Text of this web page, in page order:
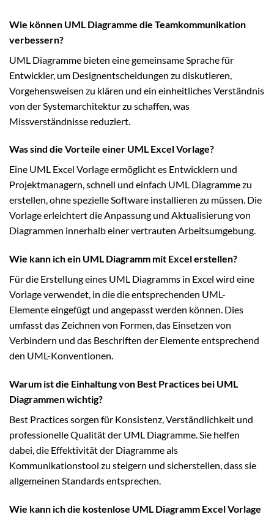
Wie können UML Diagramme die Teamkommunikation
verbessern?
UML Diagramme bieten eine gemeinsame Sprache für
Entwickler, um Designentscheidungen zu diskutieren,
Vorgehensweisen zu klären und ein einheitliches Verständnis
von der Systemarchitektur zu schaffen, was
Missverständnisse reduziert.
Was sind die Vorteile einer UML Excel Vorlage?
Eine UML Excel Vorlage ermöglicht es Entwicklern und
Projektmanagern, schnell und einfach UML Diagramme zu
erstellen, ohne spezielle Software installieren zu müssen. Die
Vorlage erleichtert die Anpassung und Aktualisierung von
Diagrammen innerhalb einer vertrauten Arbeitsumgebung.
Wie kann ich ein UML Diagramm mit Excel erstellen?
Für die Erstellung eines UML Diagramms in Excel wird eine
Vorlage verwendet, in die die entsprechenden UML-
Elemente eingefügt und angepasst werden können. Dies
umfasst das Zeichnen von Formen, das Einsetzen von
Verbindern und das Beschriften der Elemente entsprechend
den UML-Konventionen.
Warum ist die Einhaltung von Best Practices bei UML
Diagrammen wichtig?
Best Practices sorgen für Konsistenz, Verständlichkeit und
professionelle Qualität der UML Diagramme. Sie helfen
dabei, die Effektivität der Diagramme als
Kommunikationstool zu steigern und sicherstellen, dass sie
allgemeinen Standards entsprechen.
Wie kann ich die kostenlose UML Diagramm Excel Vorlage